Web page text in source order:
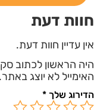
חוות דעת
אין עדיין חוות דעת.
היה הראשון לכתוב
האימייל לא יוצג באתר.
הדירוג שלך *